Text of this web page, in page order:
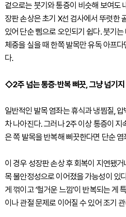
겉으로는 붓기와 통증이 비슷해 보여도
장판 손상은 초기 X선 검사에서 뚜렷한
있어 단순 삠으로 오인되기 쉽다. 붓기
체중을 실을 때 한쪽 발목만 유독 아프
다.
◇2주 넘는 통증·반복 삐끗, 그냥 넘기
일반적인 발목 염좌는 휴식과 냉찜질,
차 나아진다. 그러나 2주 이상 통증이
은 쪽 발목을 반복해 삐끗한다면 단순
이 경우 성장판 손상 후 회복이 지연됐
목 불안정성으로 이어졌을 가능성이 있
게 꺾이고 ‘헐거운 느낌’이 반복되는 게
이나 관절 문제로 이어질 수 있어 조기